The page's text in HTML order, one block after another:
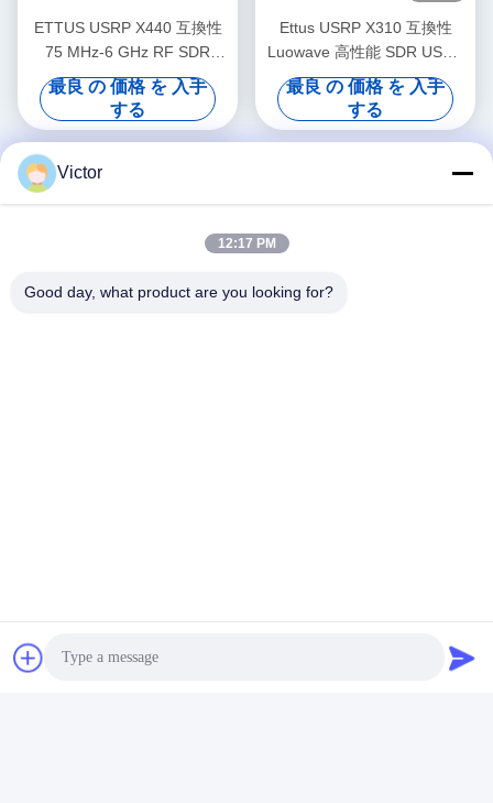
ETTUS USRP X440 互換性
75 MHz-6 GHz RF SDR
200MHz帯域幅/ch 相一致 <
1° RMS USRP ソフトウェア
定義無線装置
最良 の 価格 を 入手
する
Ettus USRP X310 互換性
Luowave 高性能 SDR USRP
Xシリーズ USRP-LW X310
2T2R RF DC-6GHz 160 MHz
BW USRP ソフトウェアで定
最良 の 価格 を 入手
する
Victor
12:17 PM
Good day, what product are you looking for?